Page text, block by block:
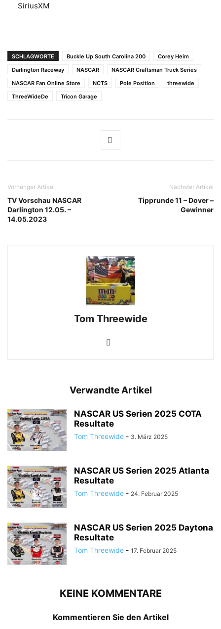
SiriusXM
SCHLAGWORTE Buckle Up South Carolina 200
Corey Heim
Darlington Raceway
NASCAR
NASCAR Craftsman Truck Series
NASCAR Fan Online Store
NCTS Pole Position
threewide
ThreeWideDe
Tricon Garage
Vorheriger Artikel
TV Vorschau NASCAR
Darlington 12.05. –
14.05.2023
Nächster Artikel
Tipprunde 11 – Dover –
Gewinner
Tom Threewide
Verwandte Artikel
NASCAR US Serien 2025 COTA
Resultate
Tom Threewide - 3. März 2025
NASCAR US Serien 2025 Atlanta
Resultate
Tom Threewide - 24. Februar 2025
NASCAR US Serien 2025 Daytona
Resultate
Tom Threewide - 17. Februar 2025
KEINE KOMMENTARE
Kommentieren Sie den Artikel